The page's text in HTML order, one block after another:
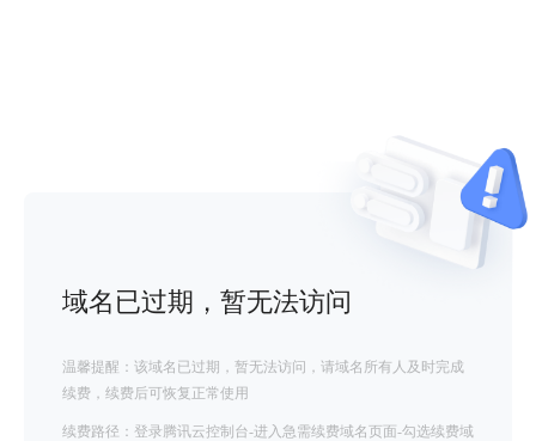
域名已过期，暂无法访问
温馨提醒：该域名已过期，暂无法访问，请域名所有人及时完成
续费，续费后可恢复正常使用
续费路径：登录腾讯云控制台-进入急需续费域名页面-勾选续费域